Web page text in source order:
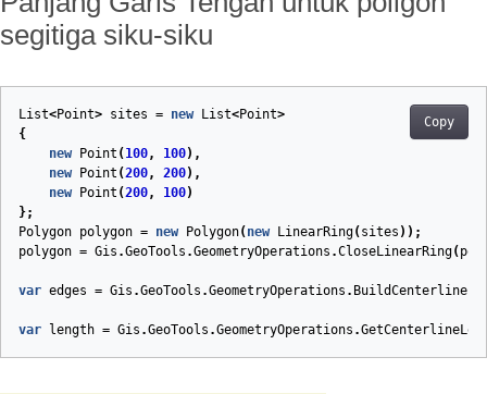
segitiga siku-siku
Copy
List<Point> sites = new List<Point>
{
new
Point ( 100, 100),
new
Point (200, 200),
new
Point (200, 100)
};
Polygon polygon = new Polygon( new LinearRing( sites ));
polygon = Gis .GeoTools .GeometryOperations .CloseLinearRing(
var edges = Gis .GeoTools .GeometryOperations . BuildCenterline
var length = Gis .GeoTools .GeometryOperations .